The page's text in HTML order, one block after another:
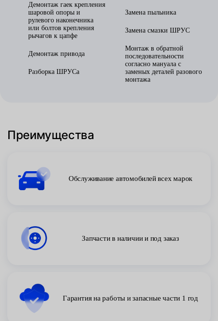
Демонтаж гаек крепления
шаровой опоры и
рулевого наконечника
или болтов крепления
рычагов к цапфе
Демонтаж привода
Разборка ШРУСа
Замена пыльника
Замена смазки ШРУС
Монтаж в обратной
последовательности
согласно мануала с
заменых деталей разового
монтажа
Преимущества
Обслуживание автомобилей всех марок
Запчасти в наличии и под заказ
Гарантия на работы и запасные части 1 год